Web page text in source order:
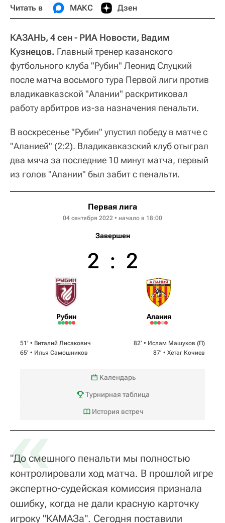
Читать в МАКС Дзен
КАЗАНЬ, 4 сен - РИА Новости, Вадим
Кузнецов. Главный тренер казанского
футбольного клуба "Рубин" Леонид Слуцкий
после матча восьмого тура Первой лиги против
владикавказской "Алании" раскритиковал
работу арбитров из-за назначения пенальти.
В воскресенье "Рубин" упустил победу в матче с
"Аланией" (2:2). Владикавказский клуб отыграл
два мяча за последние 10 минут матча, первый
из голов "Алании" был забит с пенальти.
Первая лига
04 сентября 2022 • начало в 18:00
Завершен
Рубин
2 : 2
Алания
51‎’‎ • Виталий Лисакович
65‎’‎ • Илья Самошников
82‎’‎ • Ислам Машуков (П)
87‎’‎ • Хетаг Кочиев
Календарь
Турнирная таблица
История встреч
«
"До смешного пенальти мы полностью
контролировали ход матча. В прошлой игре
экспертно-судейская комиссия признала
ошибку, когда не дали красную карточку
игроку "КАМАЗа". Сегодня поставили